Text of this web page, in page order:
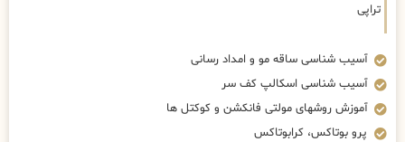
تراپی
آسیب شناسی ساقه مو و امداد رسانی
آسیب شناسی اسکالپ کف سر
آموزش روشهای مولتی فانکشن و کوکتل ها
پرو بوتاکس، کرابوتاکس